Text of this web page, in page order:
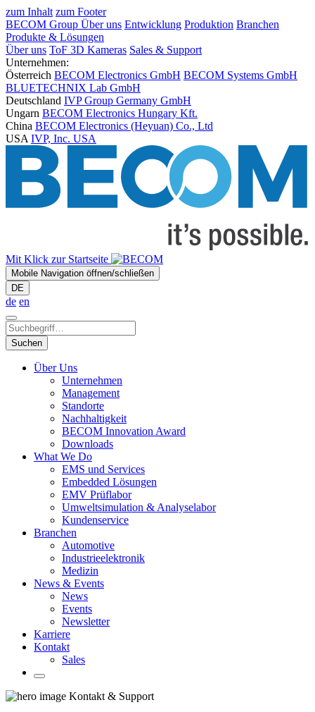
zum Inhalt zum Footer
BECOM Group Über uns Entwicklung Produktion Branchen
Produkte & Lösungen
Über uns ToF 3D Kameras Sales & Support
Unternehmen:
Österreich BECOM Electronics GmbH BECOM Systems GmbH
BLUETECHNIX Lab GmbH
Deutschland IVP Group Germany GmbH
Ungarn BECOM Electronics Hungary Kft.
China BECOM Electronics (Heyuan) Co., Ltd
USA IVP, Inc. USA
Mit Klick zur Startseite
Mobile Navigation öffnen/schließen
DE
de en
Suchen
Über Uns
Unternehmen
Management
Standorte
Nachhaltigkeit
BECOM Innovation Award
Downloads
What We Do
EMS und Services
Embedded Lösungen
EMV Prüflabor
Umweltsimulation & Analyselabor
Kundenservice
Branchen
Automotive
Industrieelektronik
Medizin
News & Events
News
Events
Newsletter
Karriere
Kontakt
Sales
Kontakt & Support